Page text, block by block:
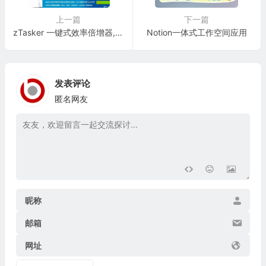
上一篇
zTasker 一键式效率倍增器,Windows自动化软件，提升效率
下一篇
Notion一体式工作空间应用
发表评论
匿名网友
昵称
邮箱
网址